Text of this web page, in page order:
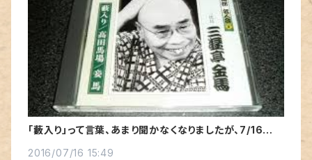
「藪入り」って言葉、あまり聞かなくなりましたが、7/16 本
2016/07/16 15:49